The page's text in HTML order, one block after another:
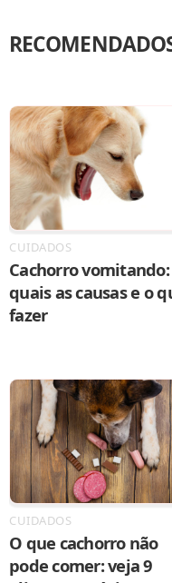
CUIDADOS
Cachorro vomitando:
quais as causas e o
fazer
CUIDADOS
O que cachorro não
pode comer: veja 9